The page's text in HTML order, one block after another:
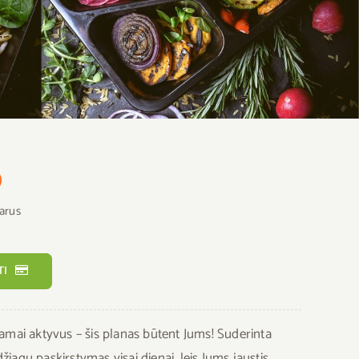
aktyvus – šis planas būtent Jums! Suderinta